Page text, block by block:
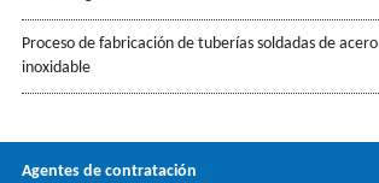
Proceso de fabricación de tuberías soldadas de acero
inoxidable
Agentes de contratación